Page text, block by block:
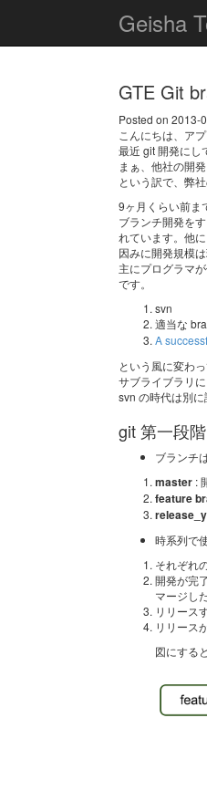
Geisha
GTE Git
Posted on 2013-
こんにちは、ア
最近 git 開発にし
まぁ、他社の開
という訳で、弊
9ヶ月くらい前ま
ブランチ開発を
れています。他
因みに開発規模
主にプログラマ
です。
svn
適当な
A
という風に変わっ
サブライブラリ
svn の時代は別
git 第一段階
ブランチ
master :
feature
時系列で
それぞれ
開発が完
マージし
リリース
リリース
図にする